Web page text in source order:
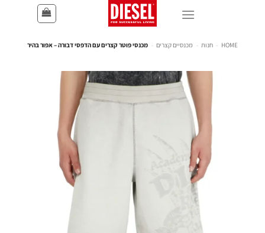
HOME
- חנות - מכנסיים קצרים - מכנסי פוטר קצרים עם הדפסי דבורה – אפור בהיר